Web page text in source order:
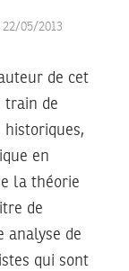
05/2013
de cet
train de
historiques,
en
la théorie
de
analyse de
qui sont